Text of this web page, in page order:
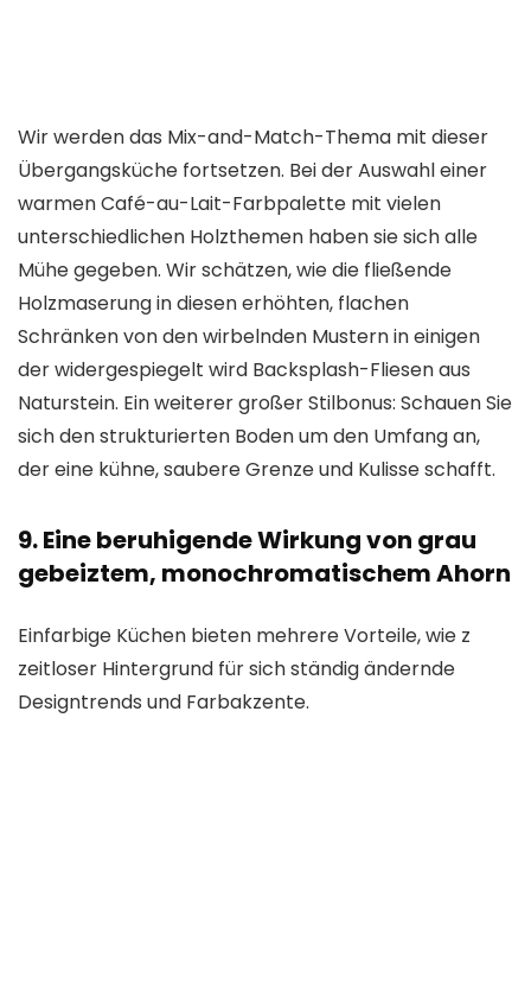
Wir werden das Mix-and-Match-Thema mit dieser
Übergangsküche fortsetzen. Bei der Auswahl einer
warmen Café-au-Lait-Farbpalette mit vielen
unterschiedlichen Holzthemen haben sie sich alle
Mühe gegeben. Wir schätzen, wie die fließende
Holzmaserung in diesen erhöhten, flachen
Schränken von den wirbelnden Mustern in einigen
der widergespiegelt wird Backsplash-Fliesen aus
Naturstein. Ein weiterer großer Stilbonus: Schauen Sie
sich den strukturierten Boden um den Umfang an,
der eine kühne, saubere Grenze und Kulisse schafft.
9. Eine beruhigende Wirkung von grau
gebeiztem, monochromatischem Ahorn
Einfarbige Küchen bieten mehrere Vorteile, wie z
zeitloser Hintergrund für sich ständig ändernde
Designtrends und Farbakzente.